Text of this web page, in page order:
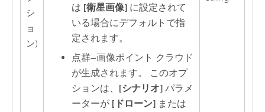
シ
ョ
ン)
は [衛星画像] に設定されて
いる場合にデフォルトで指
定されます。
点群—画像ポイント クラウド
が生成されます。 このオプ
ションは、 [シナリオ] パラメ
ーターが [ドローン] または